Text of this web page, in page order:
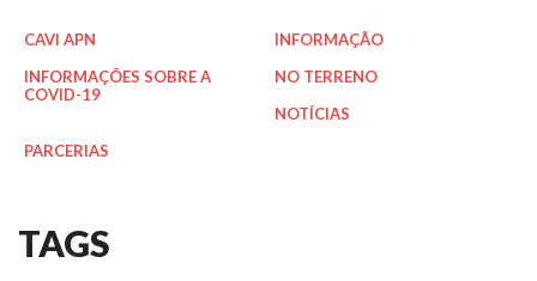
CAVI APN
INFORMAÇÃO
INFORMAÇÕES SOBRE A
COVID-19
NO TERRENO
NOTÍCIAS
PARCERIAS
TAGS